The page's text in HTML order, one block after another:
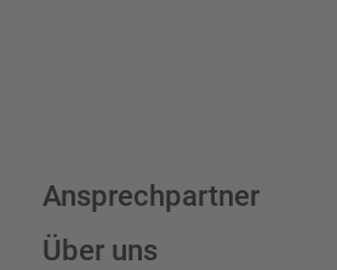
Ansprechpartner
Über uns